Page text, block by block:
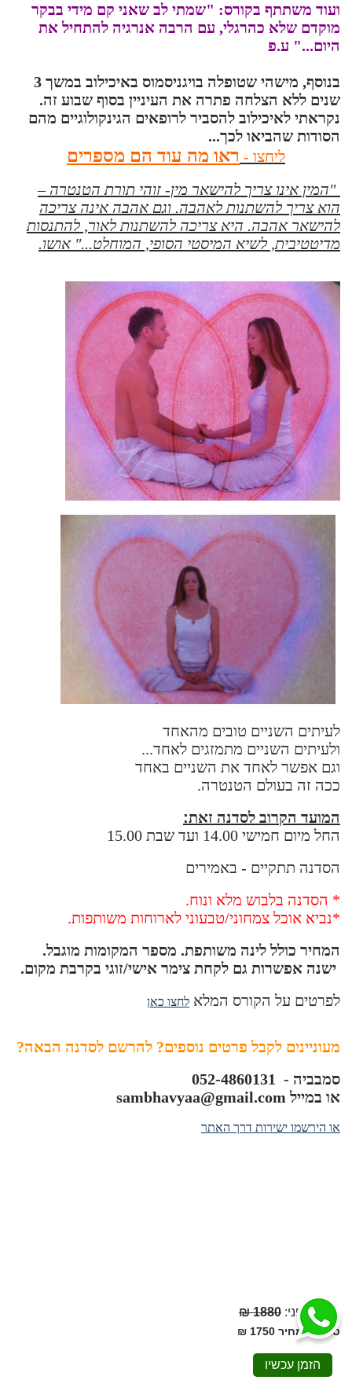
ועוד משתתף בקורס: "שמתי לב שאני קם מידי בבקר
מוקדם שלא כהרגלי, עם הרבה אנרגיה להתחיל את
היום..." ע.פ
בנוסף, מישהי שטופלה בויגניסמוס באיכילוב במשך 3
שנים ללא הצלחה פתרה את העיניין בסוף שבוע זה.
נקראתי לאיכילוב להסביר לרופאים הגינקולוגיים מהם
הסודות שהביאו לכך...
ליחצו - ראו מה עוד הם מספרים
"המין אינו צריך להישאר מין- זוהי תורת הטנטרה –
הוא צריך להשתנות לאהבה. וגם אהבה אינה צריכה
להישאר אהבה. היא צריכה להשתנות לאור, להתנסות
מדיטטיבית, לשיא המיסטי הסופי, המוחלט..." אושו.
לעיתים השניים טובים מהאחד
ולעיתים השניים מתמזגים לאחד...
וגם אפשר לאחד את השניים באחד
ככה זה בעולם הטנטרה.
המועד הקרוב לסדנה זאת:
החל מיום חמישי 14.00 ועד שבת 15.00
הסדנה תתקיים - באמירים
* הסדנה בלבוש מלא ונוח.
*נביא אוכל צמחוני/טבעוני לארוחות משותפות.
המחיר כולל לינה משותפת. מספר המקומות מוגבל.
ישנה אפשרות גם לקחת צימר אישי/זוגי בקרבת מקום.
לפרטים על הקורס המלא לחצו כאן
מעוניינים לקבל פרטים נוספים? להרשם לסדנה הבאה?
סמבביה - 052-4860131
או במייל sambhavyaa@gmail.com
או הירשמו ישירות דרך האתר
מחיר לפני:
1880 ₪
סה"כ המחיר 1750 ₪
הזמן עכשיו